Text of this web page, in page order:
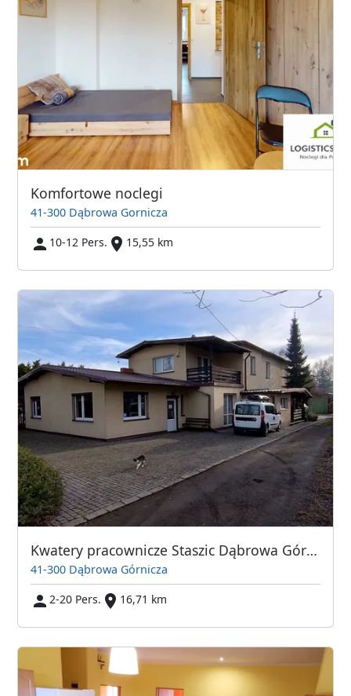
Komfortowe noclegi
41-300 Dąbrowa Gornicza
10-12 Pers.
15,55 km
Kwatery pracownicze Staszic Dąbrowa Górnicza
41-300 Dąbrowa Górnicza
2-20 Pers.
16,71 km